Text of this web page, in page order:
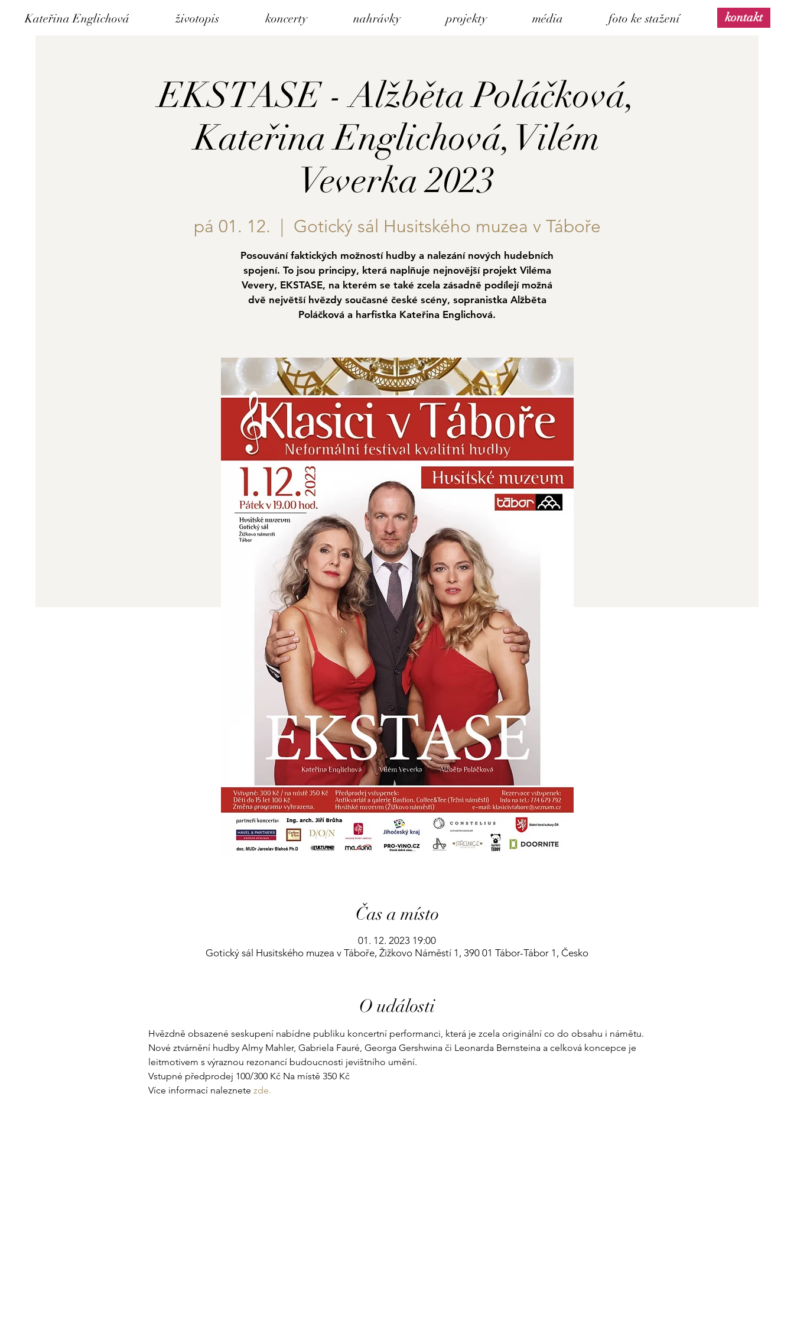
Kateřina Englichová životopis koncerty nahrávky projekty média foto ke stažení kontakt
EKSTASE - Alžběta Poláčková,
Kateřina Englichová, Vilém
Veverka 2023
pá 01. 12. Gotický sál Husitského muzea v Táboře
Posouvání faktických možností hudby a nalezání nových hudebních
spojení. To jsou principy, která naplňuje nejnovější projekt Viléma
Vevery, EKSTASE, na kterém se také zcela zásadně podílejí možná
dvě největší hvězdy současné české scény, sopranistka Alžběta
Poláčková a harfistka Kateřina Englichová.
Čas a místo
01. 12. 2023 19:00
Gotický sál Husitského muzea v Táboře, Žižkovo Náměstí 1, 390 01 Tábor-Tábor 1, Česko
O události
Hvězdně obsazené seskupení nabídne publiku koncertní performanci, která je zcela originální co do obsahu i námětu.
Nové ztvárnění hudby Almy Mahler, Gabriela Fauré, Georga Gershwina či Leonarda Bernsteina a celková koncepce je
leitmotivem s výraznou rezonancí budoucnosti jevištního umění.
Vstupné předprodej 100/300 Kč Na místě 350 Kč
Více informací naleznete zde.